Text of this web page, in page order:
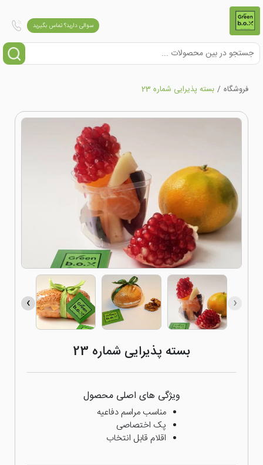
سوالی دارید؟ تماس بگیرید
فروشگاه / بسته پذیرایی شماره 23
‹
›
بسته پذیرایی شماره 23
ویژگی های اصلی محصول
مناسب مراسم دفاعیه
پک اختصاصی
اقلام قابل انتخاب